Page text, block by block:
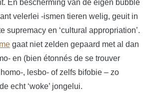
En bescherming van de eigen bubble
velerlei -ismen tieren welig, geuit in
supremacy en ‘cultural appropriation’.
gaat niet zelden gepaard met al dan
en (bien étonnés de se trouver
, lesbo- of zelfs bifobie – zo
echt ‘woke’ jongelui.